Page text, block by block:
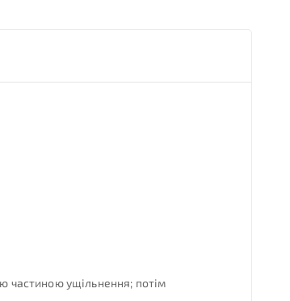
частиною ущільнення; потім